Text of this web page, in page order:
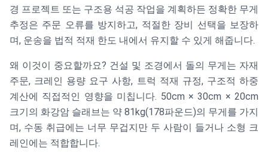
경 프로젝트 또는 구조용 석공 작업을 계획하든 정확한 무게
추정은 주문 오류를 방지하고, 적절한 장비 선택을 보장하
며, 운송을 법적 적재 한도 내에서 유지할 수 있게 해줍니다.
왜 이것이 중요할까요? 건설 및 조경에서 돌의 무게는 자재
주문, 크레인 용량 요구 사항, 트럭 적재 규정, 구조적 하중
계산에 직접적인 영향을 미칩니다. 50cm × 30cm × 20cm
크기의 화강암 슬래브는 약 81kg(178파운드)의 무게를 가지
며, 수동 취급에는 너무 무겁지만 두 사람이 들거나 소형 크
레인에는 적합합니다.